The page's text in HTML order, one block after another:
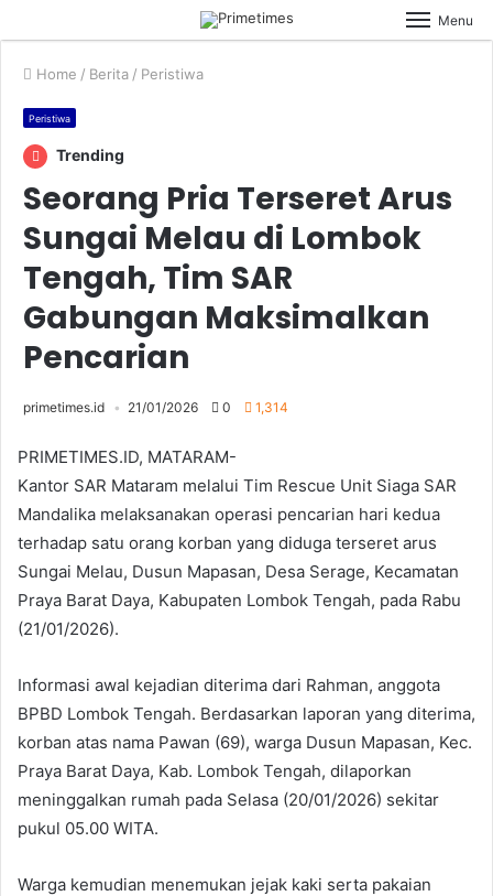
Menu
Home / Berita / Peristiwa
Peristiwa
Trending
Seorang Pria Terseret Arus
Sungai Melau di Lombok
Tengah, Tim SAR
Gabungan Maksimalkan
Pencarian
primetimes.id 21/01/2026 0 1,314
PRIMETIMES.ID, MATARAM-
Kantor SAR Mataram melalui Tim Rescue Unit Siaga SAR
Mandalika melaksanakan operasi pencarian hari kedua
terhadap satu orang korban yang diduga terseret arus
Sungai Melau, Dusun Mapasan, Desa Serage, Kecamatan
Praya Barat Daya, Kabupaten Lombok Tengah, pada Rabu
(21/01/2026).
Informasi awal kejadian diterima dari Rahman, anggota
BPBD Lombok Tengah. Berdasarkan laporan yang diterima,
korban atas nama Pawan (69), warga Dusun Mapasan, Kec.
Praya Barat Daya, Kab. Lombok Tengah, dilaporkan
meninggalkan rumah pada Selasa (20/01/2026) sekitar
pukul 05.00 WITA.
Warga kemudian menemukan jejak kaki serta pakaian